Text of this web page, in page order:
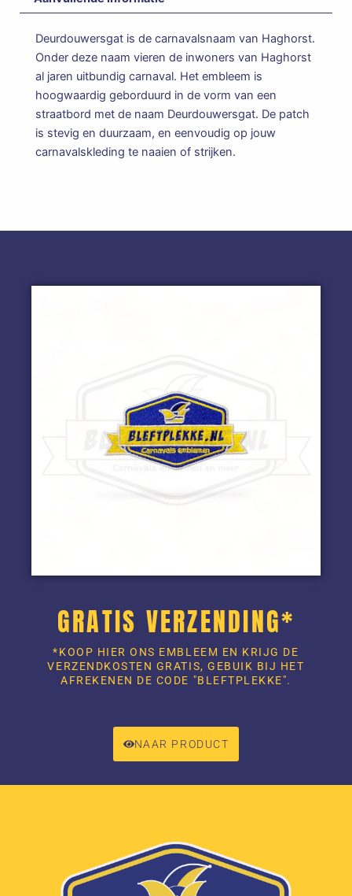
Deurdouwersgat is de carnavalsnaam van Haghorst.
Onder deze naam vieren de inwoners van Haghorst
al jaren uitbundig carnaval. Het embleem is
hoogwaardig geborduurd in de vorm van een
straatbord met de naam Deurdouwersgat. De patch
is stevig en duurzaam, en eenvoudig op jouw
carnavalskleding te naaien of strijken.
GRATIS VERZENDING*
*KOOP HIER ONS EMBLEEM EN KRIJG DE
VERZENDKOSTEN GRATIS, GEBUIK BIJ HET
AFREKENEN DE CODE "BLEFTPLEKKE".
NAAR PRODUCT